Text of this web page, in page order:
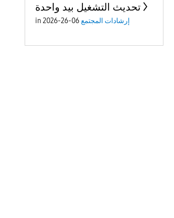
تحديث التشغيل بيد واحدة
in إرشادات المجتمع 06-26-2026